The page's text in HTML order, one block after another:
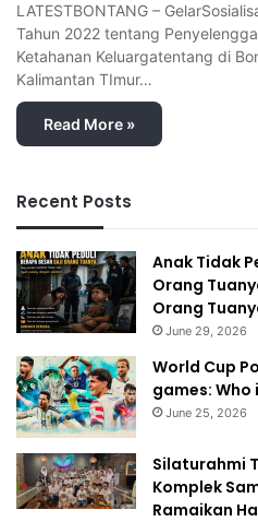
LATESTBONTANG –
Tahun 2022 tentang
Ketahanan Keluargatentang di
Kalimantan TImur…
Read More »
Recent Posts
Anak Tidak
Orang
Orang
June 29, 2026
World Cup
games: Who
June 25, 2026
Silaturahmi
Komplek
Ramaikan